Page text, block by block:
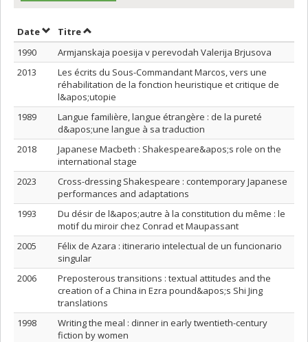
DateTrier par date en ordre croissant
TitreTrier par titre en ordre croissant
1990
Armjanskaja poesija v perevodah Valerija Brjusova
2013
Les écrits du Sous-Commandant Marcos, vers une
réhabilitation de la fonction heuristique et critique de
l&apos;utopie
1989
Langue familière, langue étrangère : de la pureté
d&apos;une langue à sa traduction
2018
Japanese Macbeth : Shakespeare&apos;s role on the
international stage
2023
Cross-dressing Shakespeare : contemporary Japanese
performances and adaptations
1993
Du désir de l&apos;autre à la constitution du même : le
motif du miroir chez Conrad et Maupassant
2005
Félix de Azara : itinerario intelectual de un funcionario
singular
2006
Preposterous transitions : textual attitudes and the
creation of a China in Ezra pound&apos;s Shi Jing
translations
1998
Writing the meal : dinner in early twentieth-century
fiction by women